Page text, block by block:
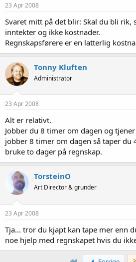
23 Apr 2008
Svaret mitt på det blir: Skal du bli rik,
inntekter og ikke kostnader.
Regnskapsførere er en latterlig
Tonny Kluften
Administrator
23 Apr 2008
Alt er relativt.
Jobber du 8 timer om dagen og
jobber 8 timer om dagen så taper du
bruke to dager på regnskap.
TorsteinO
Art Director & grunder
23 Apr 2008
Tja... tror du kjapt kan tape mer enn
noe hjelp med regnskapet hvis du